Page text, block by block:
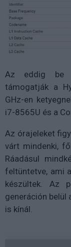
Az eddig be
támogatják a
GHz-en
i7-8565U és a
Az órajeleket
várt mindenki,
Ráadásul
feltüntetve, ami
készültek. Az
generáción belül
is kínál.